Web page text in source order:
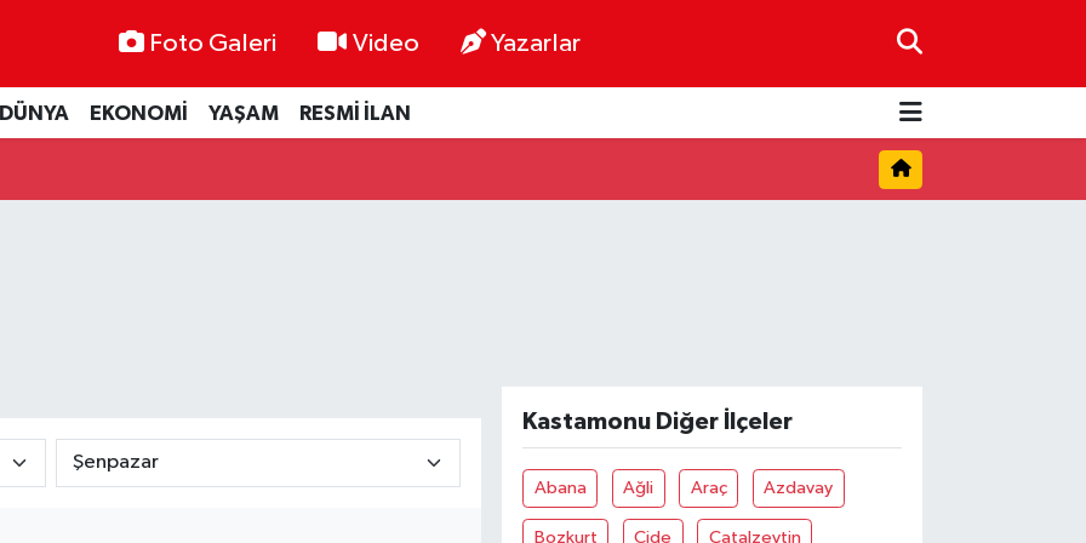
Foto Galeri Video Yazarlar
DÜNYA EKONOMİ YAŞAM RESMİ İLAN
Kastamonu Diğer İlçeler
Abana Ağli Araç Azdavay
Bozkurt Cide Çatalzeytin